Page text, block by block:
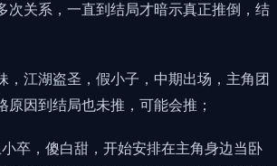
次关系，一直到结局才暗示真正推倒，结
，江湖盗圣，假小子，中期出场，主角团
原因到结局也未推，可能会推；
卒，傻白甜，开始安排在主角身边当卧